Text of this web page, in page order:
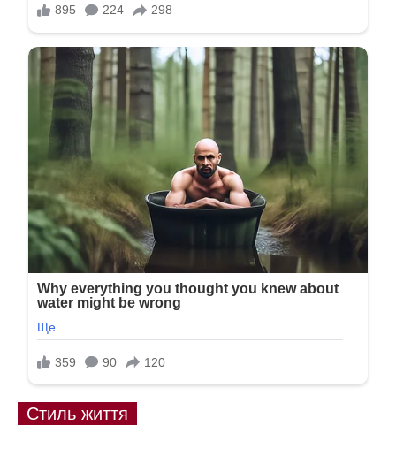
Стиль життя